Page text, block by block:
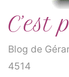
Blog de
4514